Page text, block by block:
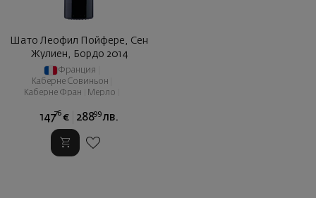
Шато Леофил Пойфере, Сен
Жулиен, Бордо 2014
Франция
Каберне Совиньон
Каберне Фран
Мерло
14776 € 28899 лв.